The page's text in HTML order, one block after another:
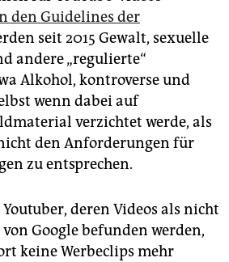
den Guidelines der
seit 2015 Gewalt, sexuelle
andere „regulierte“
Alkohol, kontroverse und
wenn dabei auf
verzichtet werde, als
den Anforderungen für
zu entsprechen.
deren Videos als nicht
Google befunden werden,
keine Werbeclips mehr